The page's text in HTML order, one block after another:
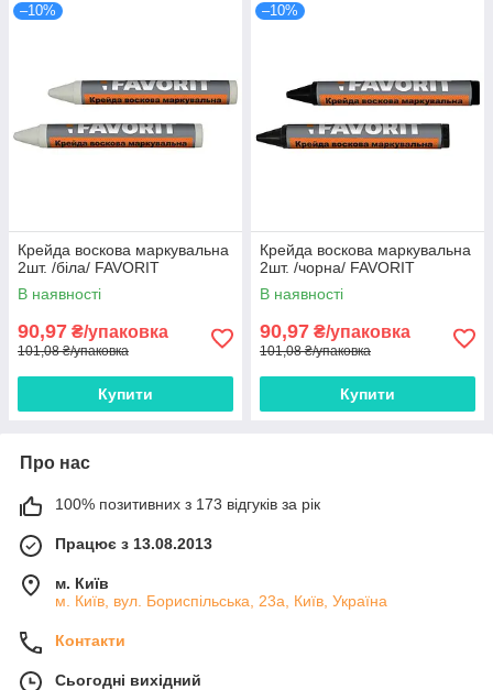
–10%
Крейда воскова маркувальна
2шт. /біла/ FAVORIT
В наявності
90,97 ₴/упаковка
101,08 ₴/упаковка
Купити
–10%
Крейда воскова маркувальна
2шт. /чорна/ FAVORIT
В наявності
90,97 ₴/упаковка
101,08 ₴/упаковка
Купити
Про нас
100% позитивних з 173 відгуків за рік
Працює з 13.08.2013
м. Київ
м. Київ, вул. Бориспільська, 23а, Київ, Україна
Контакти
Сьогодні вихідний